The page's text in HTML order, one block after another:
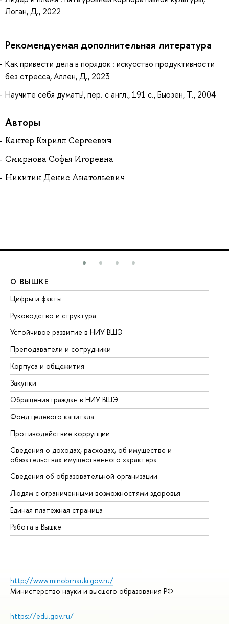
Логан, Д., 2022
Рекомендуемая дополнительная литература
Как привести дела в порядок : искусство продуктивности
без стресса, Аллен, Д., 2023
Научите себя думать!, пер. с англ., 191 с., Бьюзен, Т., 2004
Авторы
Кантер Кирилл Сергеевич
Смирнова Софья Игоревна
Никитин Денис Анатольевич
О ВЫШКЕ
Цифры и факты
Руководство и структура
Устойчивое развитие в НИУ ВШЭ
Преподаватели и сотрудники
Корпуса и общежития
Закупки
Обращения граждан в НИУ ВШЭ
Фонд целевого капитала
Противодействие коррупции
Сведения о доходах, расходах, об имуществе и
обязательствах имущественного характера
Сведения об образовательной организации
Людям с ограниченными возможностями здоровья
Единая платежная страница
Работа в Вышке
http://www.minobrnauki.gov.ru/
Министерство науки и высшего образования РФ
https://edu.gov.ru/